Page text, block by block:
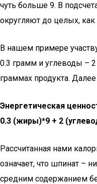
чуть больше 9. В
округляют до целых, как
В нашем примере
0.3 грамм и углеводы –
граммах продукта.
Энергетическая
0.3 (жиры)*9 + 2
Рассчитанная нами
означает, что шпинат –
средним содержанием